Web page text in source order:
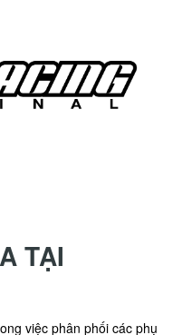
TẠI
việc phân phối các phụ